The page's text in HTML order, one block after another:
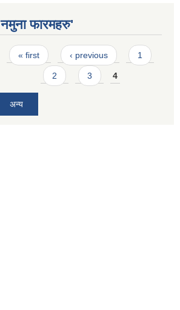
नमुना फारमहरु'
Pages
« first ‹ previous 1
2 3 4
अन्य